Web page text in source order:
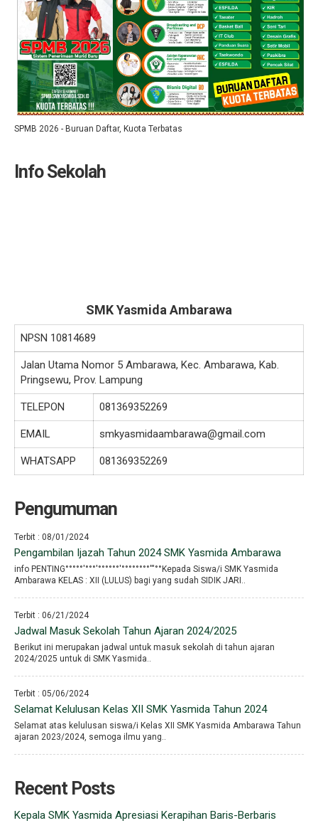
SPMB 2026 - Buruan Daftar, Kuota Terbatas
Info Sekolah
SMK Yasmida Ambarawa
NPSN 10814689
Jalan Utama Nomor 5 Ambarawa, Kec. Ambarawa, Kab.
Pringsewu, Prov. Lampung
TELEPON 081369352269
EMAIL smkyasmidaambarawa@gmail.com
WHATSAPP 081369352269
Pengumuman
Terbit : 08/01/2024
Pengambilan Ijazah Tahun 2024 SMK Yasmida Ambarawa
info PENTING°°°°°′°°°′°°°°°°′°°°°°°°°′′′°°Kepada Siswa/i SMK Yasmida
Ambarawa KELAS : XII (LULUS) bagi yang sudah SIDIK JARI..
Terbit : 06/21/2024
Jadwal Masuk Sekolah Tahun Ajaran 2024/2025
Berikut ini merupakan jadwal untuk masuk sekolah di tahun ajaran
2024/2025 untuk di SMK Yasmida..
Terbit : 05/06/2024
Selamat Kelulusan Kelas XII SMK Yasmida Tahun 2024
Selamat atas kelulusan siswa/i Kelas XII SMK Yasmida Ambarawa Tahun
ajaran 2023/2024, semoga ilmu yang..
Recent Posts
Kepala SMK Yasmida Apresiasi Kerapihan Baris-Berbaris